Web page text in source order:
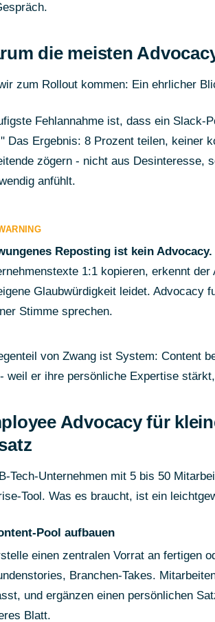
die meisten
zum Rollout kommen: Ein ehrlicher
Fehlannahme ist, dass ein Slack-
Das Ergebnis: 8 Prozent teilen, keiner
zögern - nicht aus Desinteresse,
anfühlt.
Reposting ist kein Advocacy.
1:1 kopieren, erkennt
Glaubwürdigkeit leidet. Advocacy
Stimme sprechen.
von Zwang ist System: Content
weil er ihre persönliche Expertise
Advocacy für
Tech-Unternehmen mit 5 bis 50
Tool. Was es braucht, ist ein
Pool aufbauen
einen zentralen Vorrat an fertigen
Branchen-Takes.
und ergänzen einen persönlichen
Blatt.